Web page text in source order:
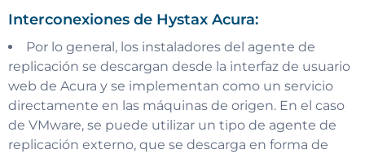
Interconexiones de Hystax Acura:
Por lo general, los instaladores del agente de
replicación se descargan desde la interfaz de usuario
web de Acura y se implementan como un servicio
directamente en las máquinas de origen. En el caso
de VMware, se puede utilizar un tipo de agente de
replicación externo, que se descarga en forma de